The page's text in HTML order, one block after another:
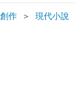
作 ＞ 現代小說